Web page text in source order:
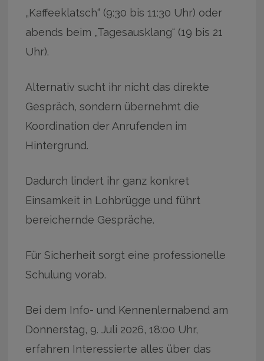
„Kaffeeklatsch“ (9:30 bis 11:30 Uhr) oder
abends beim „Tagesausklang“ (19 bis 21
Uhr).
Alternativ sucht ihr nicht das direkte
Gespräch, sondern übernehmt die
Koordination der Anrufenden im
Hintergrund.
Dadurch lindert ihr ganz konkret
Einsamkeit in Lohbrügge und führt
bereichernde Gespräche.
Für Sicherheit sorgt eine professionelle
Schulung vorab.
Bei dem Info- und Kennenlernabend am
Donnerstag, 9. Juli 2026, 18:00 Uhr,
erfahren Interessierte alles über das